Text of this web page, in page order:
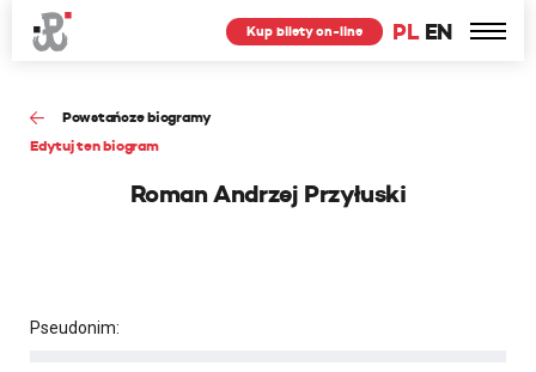
PL EN
Kup bilety on-line
Powstańcze biogramy
Edytuj ten biogram
Roman Andrzej Przyłuski
Pseudonim: